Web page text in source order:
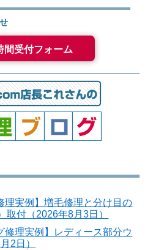
間受付フォーム
理実例】増毛修理と分け目の
取付（2026年8月3日）
修理実例】レディース部分ウ
2日）